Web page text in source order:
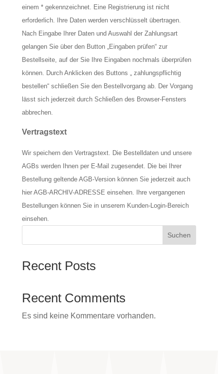
einem * gekennzeichnet. Eine Registrierung ist nicht
erforderlich. Ihre Daten werden verschlüsselt übertragen.
Nach Eingabe Ihrer Daten und Auswahl der Zahlungsart
gelangen Sie über den Button „Eingaben prüfen“ zur
Bestellseite, auf der Sie Ihre Eingaben nochmals überprüfen
können. Durch Anklicken des Buttons „ zahlungspflichtig
bestellen“ schließen Sie den Bestellvorgang ab. Der Vorgang
lässt sich jederzeit durch Schließen des Browser-Fensters
abbrechen.
Vertragstext
Wir speichern den Vertragstext. Die Bestelldaten und unsere
AGBs werden Ihnen per E-Mail zugesendet. Die bei Ihrer
Bestellung geltende AGB-Version können Sie jederzeit auch
hier AGB-ARCHIV-ADRESSE einsehen. Ihre vergangenen
Bestellungen können Sie in unserem Kunden-Login-Bereich
einsehen.
Suchen
Recent Posts
Recent Comments
Es sind keine Kommentare vorhanden.